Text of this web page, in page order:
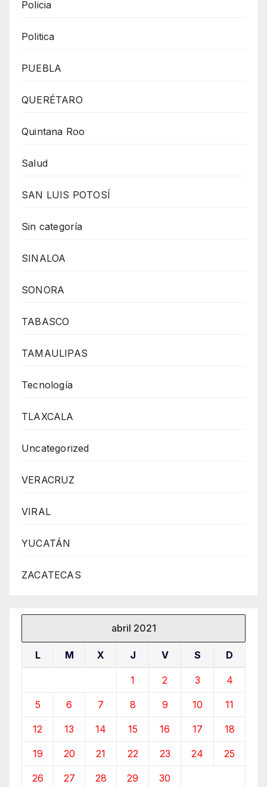
Policia
Politica
PUEBLA
QUERÉTARO
Quintana Roo
Salud
SAN LUIS POTOSÍ
Sin categoría
SINALOA
SONORA
TABASCO
TAMAULIPAS
Tecnología
TLAXCALA
Uncategorized
VERACRUZ
VIRAL
YUCATÁN
ZACATECAS
abril 2021
L M X J V S D
1 2 3 4
5 6 7 8 9 10 11
12 13 14 15 16 17 18
19 20 21 22 23 24 25
26 27 28 29 30